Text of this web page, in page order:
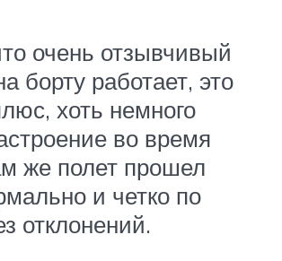
очень отзывчивый
борту работает, это
хоть немного
во время
же полет прошел
и четко по
отклонений.